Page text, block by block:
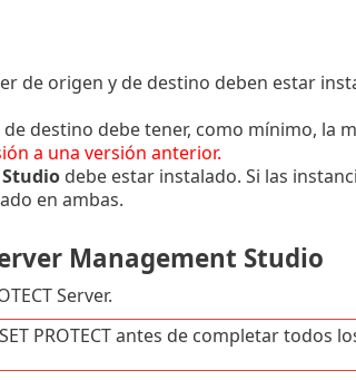
de origen y de destino deben estar
de destino debe tener, como mínimo, la
a una versión anterior.
debe estar instalado. Si las
en ambas.
Management Studio
Server.
PROTECT antes de completar todos